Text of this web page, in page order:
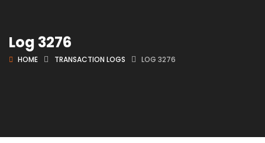
Log 3276
HOME TRANSACTION LOGS LOG 3276